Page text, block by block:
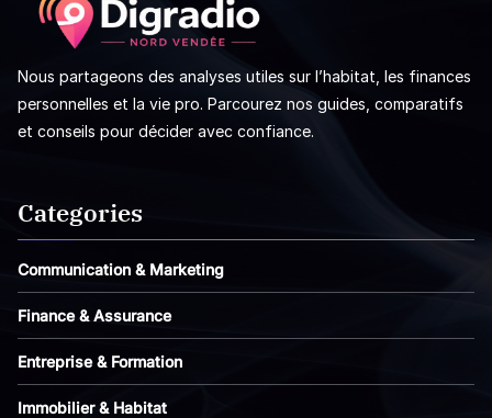
Nous partageons des analyses utiles sur l’habitat, les finances
personnelles et la vie pro. Parcourez nos guides, comparatifs
et conseils pour décider avec confiance.
Categories
Communication & Marketing
Finance & Assurance
Entreprise & Formation
Immobilier & Habitat